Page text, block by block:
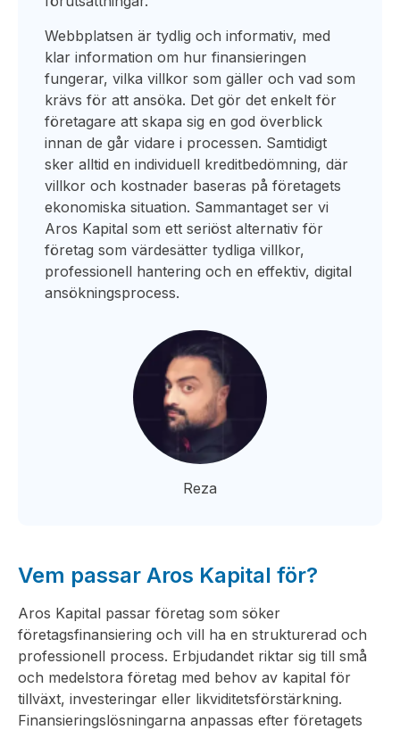
Webbplatsen är tydlig och informativ, med
klar information om hur finansieringen
fungerar, vilka villkor som gäller och vad som
krävs för att ansöka. Det gör det enkelt för
företagare att skapa sig en god överblick
innan de går vidare i processen. Samtidigt
sker alltid en individuell kreditbedömning, där
villkor och kostnader baseras på företagets
ekonomiska situation. Sammantaget ser vi
Aros Kapital som ett seriöst alternativ för
företag som värdesätter tydliga villkor,
professionell hantering och en effektiv, digital
ansökningsprocess.
Reza
Vem passar Aros Kapital för?
Aros Kapital passar företag som söker
företagsfinansiering och vill ha en strukturerad och
professionell process. Erbjudandet riktar sig till små
och medelstora företag med behov av kapital för
tillväxt, investeringar eller likviditetsförstärkning.
Finansieringslösningarna anpassas efter företagets